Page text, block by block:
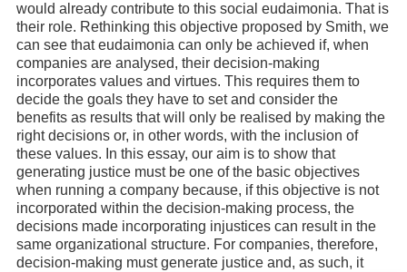
would already contribute to this social eudaimonia. That is
their role. Rethinking this objective proposed by Smith, we
can see that eudaimonia can only be achieved if, when
companies are analysed, their decision-making
incorporates values and virtues. This requires them to
decide the goals they have to set and consider the
benefits as results that will only be realised by making the
right decisions or, in other words, with the inclusion of
these values. In this essay, our aim is to show that
generating justice must be one of the basic objectives
when running a company because, if this objective is not
incorporated within the decision-making process, the
decisions made incorporating injustices can result in the
same organizational structure. For companies, therefore,
decision-making must generate justice and, as such, it